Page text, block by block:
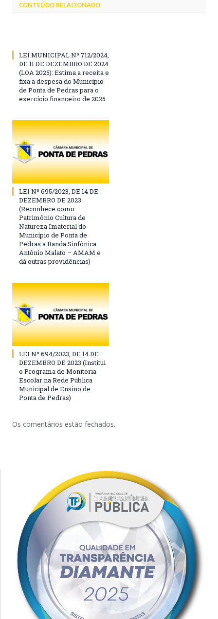
CONTEÚDO RELACIONADO
LEI MUNICIPAL Nº 712/2024,
DE 11 DE DEZEMBRO DE 2024
(LOA 2025): Estima a receita e
fixa a despesa do Município
de Ponta de Pedras para o
exercício financeiro de 2025
LEI Nº 695/2023, DE 14 DE
DEZEMBRO DE 2023
(Reconhece como
Patrimônio Cultura de
Natureza Imaterial do
Município de Ponta de
Pedras a Banda Sinfônica
Antônio Malato – AMAM e
dá outras providências)
LEI Nº 694/2023, DE 14 DE
DEZEMBRO DE 2023 (Institui
o Programa de Monitoria
Escolar na Rede Pública
Municipal de Ensino de
Ponta de Pedras)
Os comentários estão fechados.